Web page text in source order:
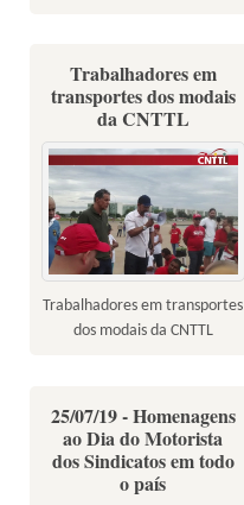
Trabalhadores em
transportes dos modais
da CNTTL
Trabalhadores em transportes
dos modais da CNTTL
25/07/19 - Homenagens
ao Dia do Motorista
dos Sindicatos em todo
o país